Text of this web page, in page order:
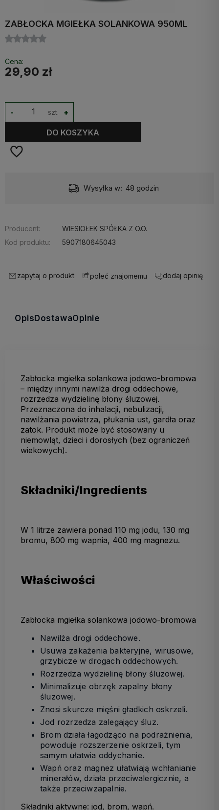
ZABŁOCKA MGIEŁKA SOLANKOWA 950ML
Cena:
29,90 zł
szt. +
-
DO KOSZYKA
Dostawa: Darmowa
Producent:
WIESIOŁEK SPÓŁKA Z O.O.
Kod produktu:
5907180645043
zapytaj o produkt poleć znajomemu dodaj opinię
Opis DostawaOpinie
Zabłocka mgiełka solankowa jodowo-bromowa
– między innymi nawilża drogi oddechowe,
rozrzedza wydzielinę błony śluzowej.
Przeznaczona do inhalacji, nebulizacji,
nawilżania powietrza, płukania ust, gardła oraz
zatok. Produkt może być stosowany u
niemowląt, dzieci i dorosłych (bez ograniczeń
wiekowych).
Składniki/Ingredients
W 1 litrze zawiera ponad 110 mg jodu, 130 mg
bromu, 800 mg wapnia, 400 mg magnezu.
Właściwości
Zabłocka mgiełka solankowa jodowo-bromowa
Nawilża drogi oddechowe.
Usuwa zakażenia bakteryjne, wirusowe,
grzybicze w drogach oddechowych.
Rozrzedza wydzielinę błony śluzowej.
Minimalizuje obrzęk zapalny błony
śluzowej.
Znosi skurcze mięśni gładkich oskrzeli.
Jod rozrzedza zalegający śluz.
Brom działa łagodząco na podrażnienia,
powoduje rozszerzenie oskrzeli, tym
samym ułatwia oddychanie.
Wapń oraz magnez ułatwiają wchłanianie
minerałów, działa przeciwalergicznie, a
także przeciwzapalnie.
Składniki aktywne: jod, brom, wapń.